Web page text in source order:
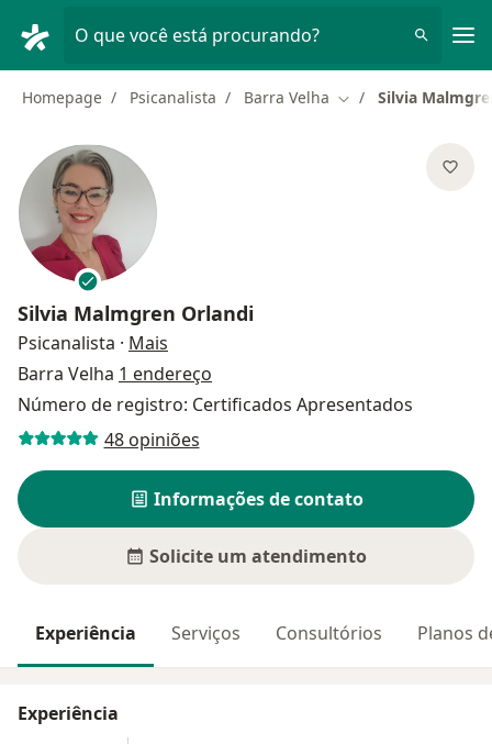
O que você está procurando?
Homepage Psicanalista Barra Velha Mudar de cidade
Silvia
Silvia Malmgren Orlandi
Psicanalista · Mais
Barra Velha 1 endereço
Número de registro: Certificados Apresentados
48 opiniões
Informações de contato
Solicite um atendimento
Experiência Serviços Consultórios Planos
Experiência